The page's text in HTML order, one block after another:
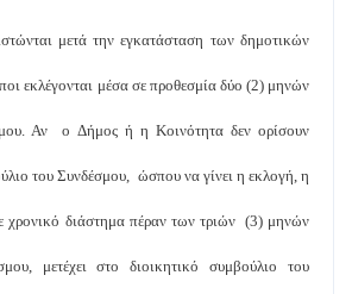
μετά την εγκατάσταση των δημοτικών
εκλέγονται μέσα σε προθεσμία δύο (2) μηνών
Αν ο Δήμος ή η Κοινότητα δεν ορίσουν
του Συνδέσμου, ώσπου να γίνει η εκλογή, η
χρονικό διάστημα πέραν των τριών (3) μηνών
μετέχει στο διοικητικό συμβούλιο του